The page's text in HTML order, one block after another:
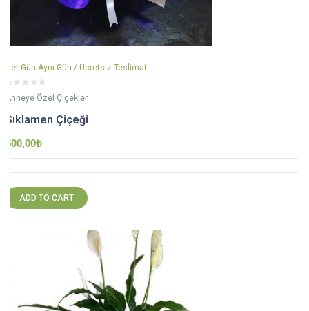
Her Gün Aynı Gün / Ücretsiz Teslimat
Anneye Özel Çiçekler
Sıklamen Çiçeği
500,00₺
ADD TO CART